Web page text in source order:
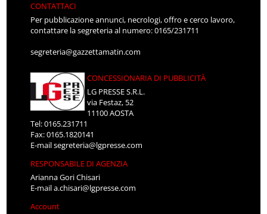
CONTATTACI
Per pubblicazione annunci, necrologi, offro e cerco lavoro,
contattare la segreteria al numero: 0165/231711
segreteria@gazzettamatin.com
CONCESSIONARIA DI PUBBLICITÀ
LG PRESSE S.R.L.
via Festaz, 52
11100 AOSTA
Tel: 0165.231711
Fax: 0165.1820141
E-mailsegreteria@lgpresse.com
RESPONSABILE DI AGENZIA
Arianna Gori Chisari
E-maila.chisari@lgpresse.com
Account